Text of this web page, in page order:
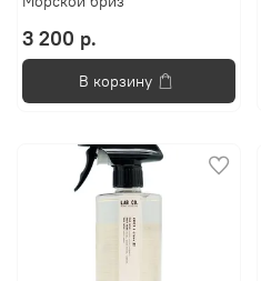
3 200 р.
В корзину